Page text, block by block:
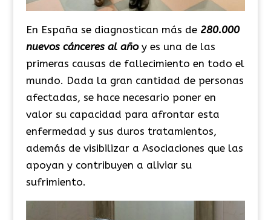
En España se diagnostican más de 280.000
nuevos cánceres al año y es una de las
primeras causas de fallecimiento en todo el
mundo. Dada la gran cantidad de personas
afectadas, se hace necesario poner en
valor su capacidad para afrontar esta
enfermedad y sus duros tratamientos,
además de visibilizar a Asociaciones que las
apoyan y contribuyen a aliviar su
sufrimiento.